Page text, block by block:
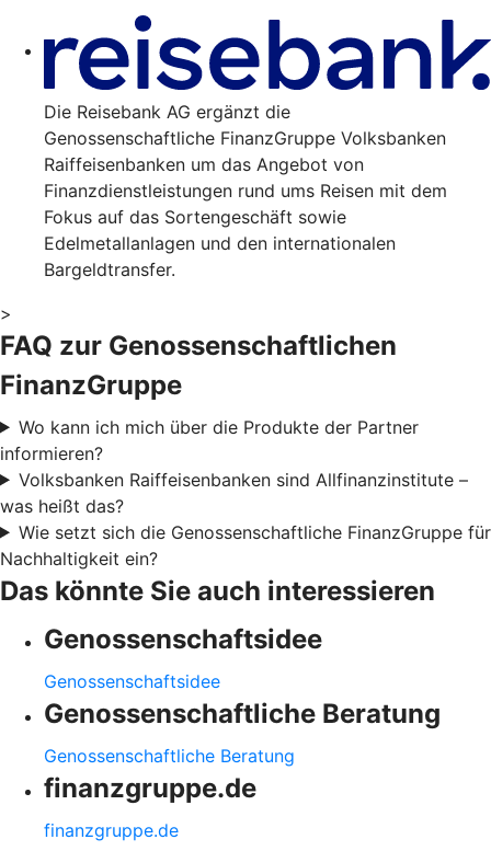
Die Reisebank AG ergänzt die
Genossenschaftliche FinanzGruppe Volksbanken
Raiffeisenbanken um das Angebot von
Finanzdienstleistungen rund ums Reisen mit dem
Fokus auf das Sortengeschäft sowie
Edelmetallanlagen und den internationalen
Bargeldtransfer.
>
FAQ zur Genossenschaftlichen
FinanzGruppe
Wo kann ich mich über die Produkte der Partner
informieren?
Volksbanken Raiffeisenbanken sind Allfinanzinstitute –
was heißt das?
Wie setzt sich die Genossenschaftliche FinanzGruppe für
Nachhaltigkeit ein?
Das könnte Sie auch interessieren
Genossenschaftsidee
Genossenschaftsidee
Genossenschaftliche Beratung
Genossenschaftliche Beratung
finanzgruppe.de
finanzgruppe.de